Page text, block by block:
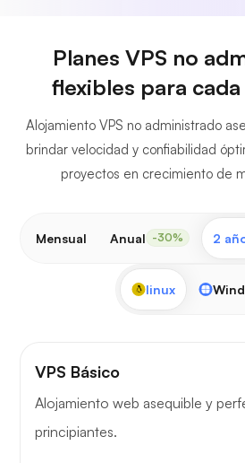
Planes VPS no
flexibles para
Alojamiento VPS no administrado
brindar velocidad y confiabilidad
proyectos en crecimiento de
Mensual Anual -30% 2
linux
VPS Básico
Alojamiento web asequible y
principiantes.